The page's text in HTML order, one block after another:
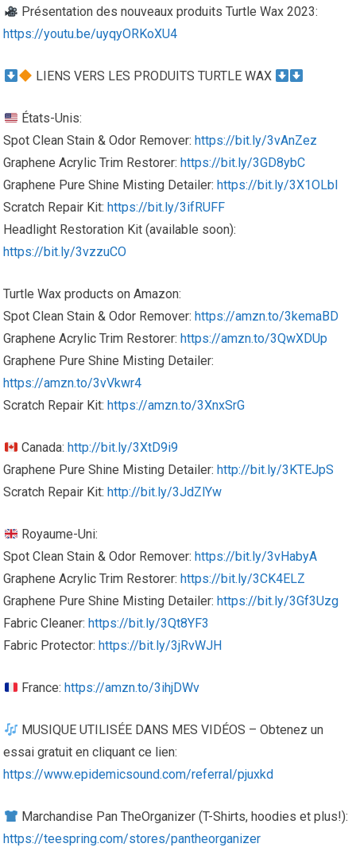
Présentation des nouveaux produits Turtle Wax 2023:
https://youtu.be/uyqyORKoXU4
LIENS VERS LES PRODUITS TURTLE WAX
États-Unis:
Spot Clean Stain & Odor Remover:https://bit.ly/3vAnZez
Graphene Acrylic Trim Restorer:https://bit.ly/3GD8ybC
Graphene Pure Shine Misting Detailer:https://bit.ly/3X1OLbl
Scratch Repair Kit:https://bit.ly/3ifRUFF
Headlight Restoration Kit (available soon):
https://bit.ly/3vzzuCO
Turtle Wax products on Amazon:
Spot Clean Stain & Odor Remover:https://amzn.to/3kemaBD
Graphene Acrylic Trim Restorer:https://amzn.to/3QwXDUp
Graphene Pure Shine Misting Detailer:
https://amzn.to/3vVkwr4
Scratch Repair Kit:https://amzn.to/3XnxSrG
Canada: http://bit.ly/3XtD9i9
Graphene Pure Shine Misting Detailer:http://bit.ly/3KTEJpS
Scratch Repair Kit:http://bit.ly/3JdZlYw
Royaume-Uni:
Spot Clean Stain & Odor Remover:https://bit.ly/3vHabyA
Graphene Acrylic Trim Restorer:https://bit.ly/3CK4ELZ
Graphene Pure Shine Misting Detailer:https://bit.ly/3Gf3Uzg
Fabric Cleaner:https://bit.ly/3Qt8YF3
Fabric Protector:https://bit.ly/3jRvWJH
France: https://amzn.to/3ihjDWv
MUSIQUE UTILISÉE DANS MES VIDÉOS – Obtenez un
essai gratuit en cliquant ce lien:
https://www.epidemicsound.com/referral/pjuxkd
Marchandise Pan TheOrganizer (T-Shirts, hoodies et plus!):
https://teespring.com/stores/pantheorganizer